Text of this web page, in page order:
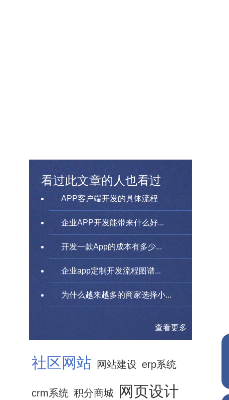
看过此文章的人也看过
APP客户端开发的具体流程
企业APP开发能带来什么好...
开发一款App的成本有多少...
企业app定制开发流程图谱...
为什么越来越多的商家选择小...
查看更多
社区网站 网站建设 erp系统
crm系统 积分商城 网页设计